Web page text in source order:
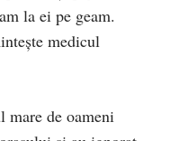
la ei pe geam.
medicul
de oameni